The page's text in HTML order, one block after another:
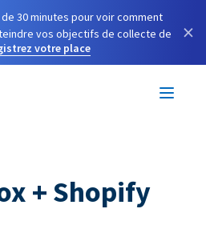
30 minutes pour voir comment
vos objectifs de collecte de
votre place
×
+ Shopify